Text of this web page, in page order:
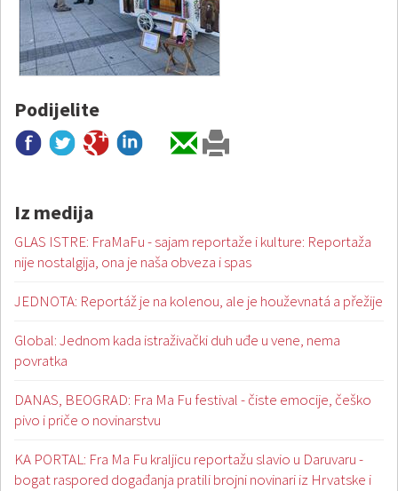
Podijelite
Iz medija
GLAS ISTRE: FraMaFu - sajam reportaže i kulture: Reportaža
nije nostalgija, ona je naša obveza i spas
JEDNOTA: Reportáž je na kolenou, ale je houževnatá a přežije
Global: Jednom kada istraživački duh uđe u vene, nema
povratka
DANAS, BEOGRAD: Fra Ma Fu festival - čiste emocije, češko
pivo i priče o novinarstvu
KA PORTAL: Fra Ma Fu kraljicu reportažu slavio u Daruvaru -
bogat raspored događanja pratili brojni novinari iz Hrvatske i